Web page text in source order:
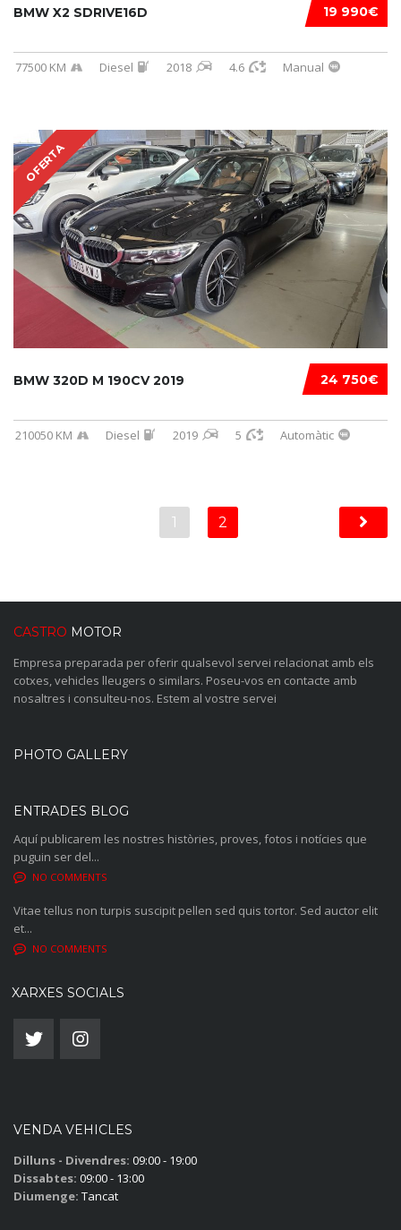
19 990€
BMW X2 SDRIVE16D
77500 KM Diesel 2018 4.6 Manual
OFERTA
24 750€
BMW 320D M 190CV 2019
210050 KM Diesel 2019 5 Automàtic
1 2
CASTRO MOTOR
Empresa preparada per oferir qualsevol servei relacionat amb els
cotxes, vehicles lleugers o similars. Poseu-vos en contacte amb
nosaltres i consulteu-nos. Estem al vostre servei
PHOTO GALLERY
ENTRADES BLOG
Aquí publicarem les nostres històries, proves, fotos i notícies que
puguin ser del...
NO COMMENTS
Vitae tellus non turpis suscipit pellen sed quis tortor. Sed auctor elit
et...
NO COMMENTS
XARXES SOCIALS
VENDA VEHICLES
Dilluns - Divendres: 09:00 - 19:00
Dissabtes: 09:00 - 13:00
Diumenge: Tancat